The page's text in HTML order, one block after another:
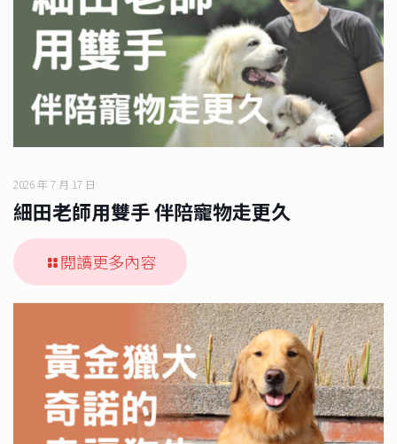
2026 年 7 月 17 日
細田老師用雙手 伴陪寵物走更久
閱讀更多內容